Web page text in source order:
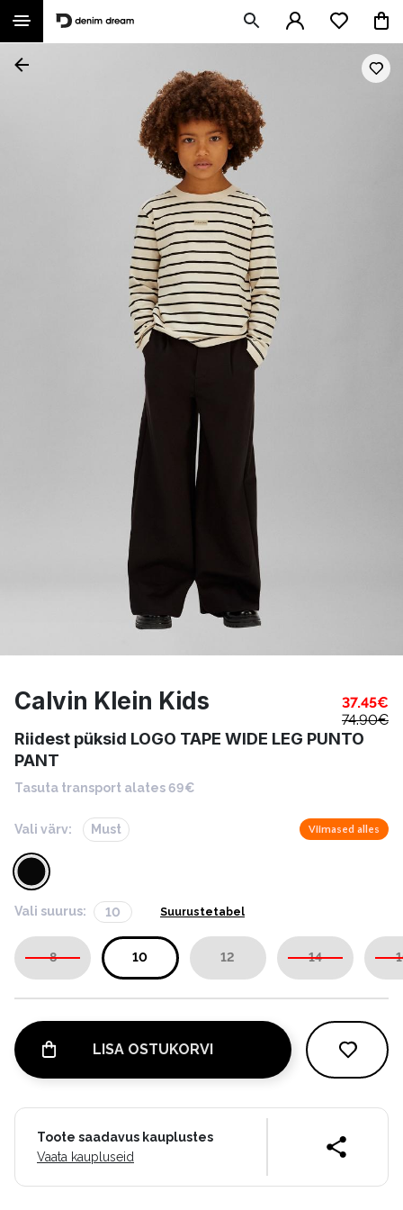
Calvin Klein Kids 37.45€
74.90€
Riidest püksid LOGO TAPE WIDE LEG PUNTO
PANT
Tasuta transport alates 69€
Vali värv: Must Viimased alles
Vali suurus: 10 Suurustetabel
8 10 12 14
LISA OSTUKORVI
Toote saadavus kauplustes
Vaata kaupluseid